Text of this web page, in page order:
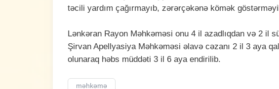
təcili yardım çağırmayıb, zərərçəkənə kömək
Lənkəran Rayon Məhkəməsi onu 4 il azadlıqdan və 2 il
Şirvan Apellyasiya Məhkəməsi əlavə cəzanı 2 il 3 aya
olunaraq həbs müddəti 3 il 6 aya endirilib.
məhkəmə